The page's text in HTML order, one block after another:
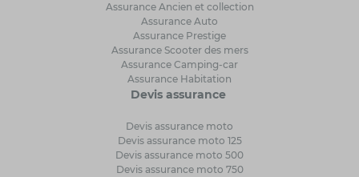
Assurance Ancien et collection
Assurance Auto
Assurance Prestige
Assurance Scooter des mers
Assurance Camping-car
Assurance Habitation
Devis assurance
Devis assurance moto
Devis assurance moto 125
Devis assurance moto 500
Devis assurance moto 750